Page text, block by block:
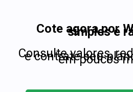
Cote agora por
simples e
Consulte valores,
e contrate seu
em poucos